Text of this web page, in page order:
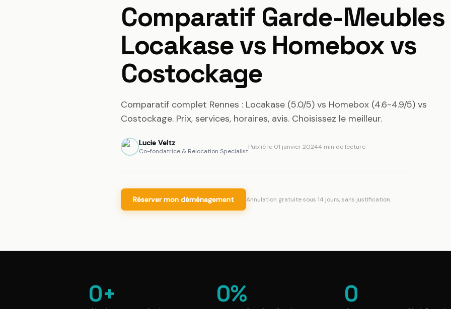
Comparatif Garde-Meubles
Locakase vs Homebox vs
Costockage
Comparatif complet Rennes : Locakase (5.0/5) vs Homebox (4.6-4.9/5) vs
Costockage. Prix, services, horaires, avis. Choisissez le meilleur.
LV Lucie Veltz
Co-fondatrice & Relocation Specialist
Publié le 01 janvier 20244 min de lecture
Réserver mon déménagement Annulation gratuite sous 14 jours, sans justification.
0+ 0% 0